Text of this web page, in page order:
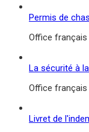
Permis de
Office français
La sécurité à
Office français
Livret de